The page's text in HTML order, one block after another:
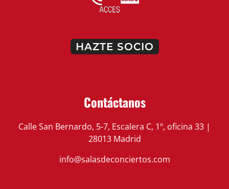
HAZTE SOCIO
Contáctanos
Calle San Bernardo, 5-7, Escalera C, 1º, oficina 33 |
28013 Madrid
info@salasdeconciertos.com